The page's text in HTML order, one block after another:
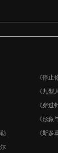
《停
《九
《穿过
《形
《斯多